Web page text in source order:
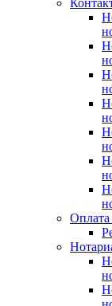
Оплата